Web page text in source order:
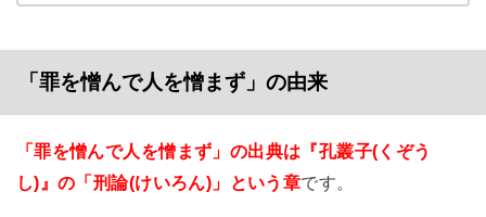
「罪を憎んで人を憎まず」の由来
「罪を憎んで人を憎まず」の出典は『孔叢子(くぞう
し)』の「刑論(けいろん)」という章です。